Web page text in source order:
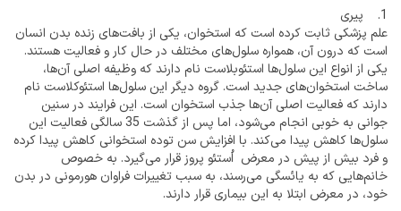
1. پیری
علم پزشکی ثابت کرده است که استخوان، یکی از بافت‌های زنده بدن انسان
است که درون آن، همواره سلول‌های مختلف در حال کار و فعالیت هستند.
یکی از انواع این سلول‌ها استئوبلاست نام دارند که وظیفه اصلی‌ آن‌ها،
ساخت استخوان‌های جدید است. گروه دیگر این سلول‌ها استئوکلاست نام
دارند که فعالیت اصلی‌ آن‌ها جذب استخوان است. این فرایند در سنین
جوانی به خوبی انجام می‌شود، اما پس از گذشت 35 سالگی فعالیت این
سلول‌ها کاهش پیدا می‌کند. با افزایش سن توده استخوانی کاهش پیدا کرده
و فرد بیش از پیش در معرض اُستئو پروز قرار می‌گیرد. به خصوص
خانم‌هایی که به یائسگی می‌رسند، به سبب تغییرات فراوان هورمونی در بدن
خود، در معرض ابتلا به این بیماری قرار دارند.